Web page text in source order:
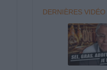
DERNIÈRES VIDÉO